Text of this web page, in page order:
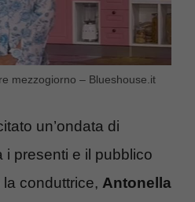
mezzogiorno – Blueshouse.it
un’ondata di
i presenti e il pubblico
conduttrice, Antonella